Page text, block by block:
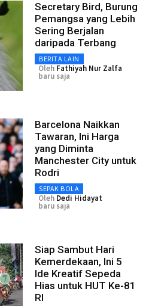
Secretary Bird, Burung
Pemangsa yang Lebih
Sering Berjalan
daripada Terbang
BERITA LAIN
Oleh Fathiyah Nur Zalfa
baru saja
Barcelona Naikkan
Tawaran, Ini Harga
yang Diminta
Manchester City untuk
Rodri
SEPAK BOLA
Oleh Dedi Hidayat
baru saja
Siap Sambut Hari
Kemerdekaan, Ini 5
Ide Kreatif Sepeda
Hias untuk HUT Ke-81
RI